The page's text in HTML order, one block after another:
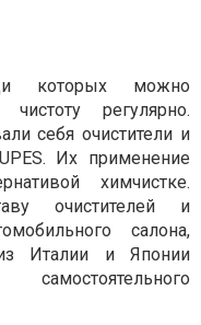
которых можно
регулярно.
себя очистители и
Их применение
химчистке.
очистителей и
салона,
Италии и Японии